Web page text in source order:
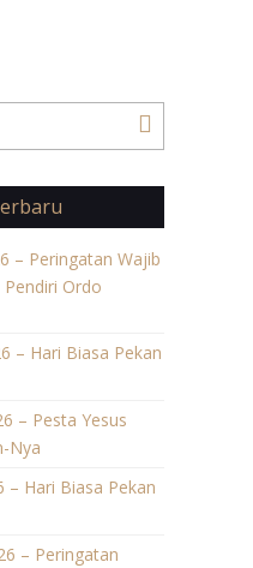
– Peringatan Wajib
Ordo
– Hari Biasa Pekan
– Pesta Yesus
Nya
– Hari Biasa Pekan
– Peringatan